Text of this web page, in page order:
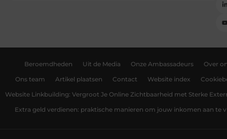
Beroemdheden Uit de Media Onze Ambassadeurs Over
Ons team Artikel plaatsen Contact Website index
Website Linkbuilding: Vergroot Je Online Zichtbaarheid met Sterke
Extra geld verdienen: praktische manieren om jouw inkomen aan te